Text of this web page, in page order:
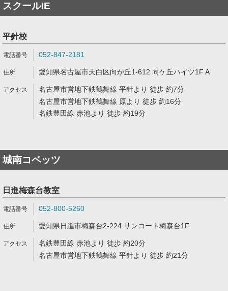
スクールIE
平針校
052-847-2181
愛知県名古屋市天白区向が丘1-612 向ケ丘ハイツ1F A
名古屋市営地下鉄鶴舞線 平針より 徒歩 約7分
名古屋市営地下鉄鶴舞線 原より 徒歩 約16分
名鉄豊田線 赤池より 徒歩 約19分
城南コベッツ
日進梅森台教室
052‐800‐5260
愛知県日進市梅森台2-224 サンコート梅森台1F
名鉄豊田線 赤池より 徒歩 約20分
名古屋市営地下鉄鶴舞線 平針より 徒歩 約21分